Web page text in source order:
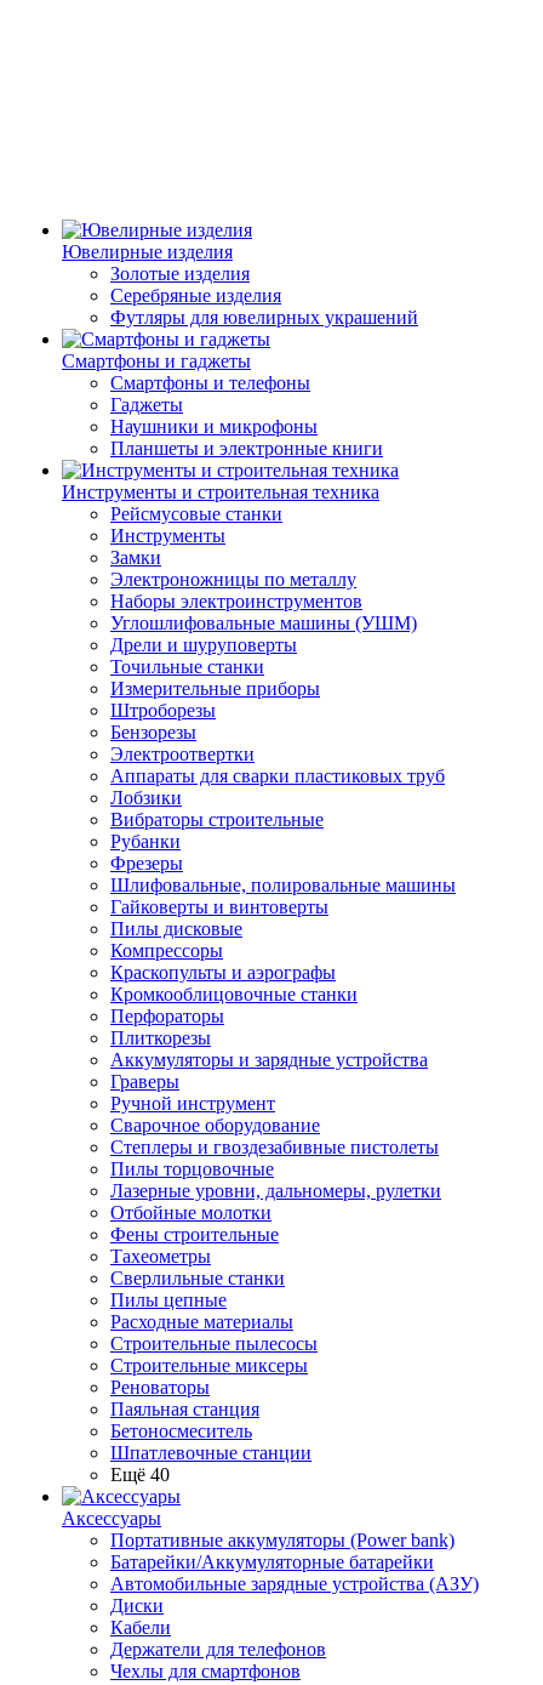
Ювелирные изделия
Золотые изделия
Серебряные изделия
Футляры для ювелирных украшений
Смартфоны и гаджеты
Смартфоны и телефоны
Гаджеты
Наушники и микрофоны
Планшеты и электронные книги
Инструменты и строительная техника
Рейсмусовые станки
Инструменты
Замки
Электроножницы по металлу
Наборы электроинструментов
Углошлифовальные машины (УШМ)
Дрели и шуруповерты
Точильные станки
Измерительные приборы
Штроборезы
Бензорезы
Электроотвертки
Аппараты для сварки пластиковых труб
Лобзики
Вибраторы строительные
Рубанки
Фрезеры
Шлифовальные, полировальные машины
Гайковерты и винтоверты
Пилы дисковые
Компрессоры
Краскопульты и аэрографы
Кромкооблицовочные станки
Перфораторы
Плиткорезы
Аккумуляторы и зарядные устройства
Граверы
Ручной инструмент
Сварочное оборудование
Степлеры и гвоздезабивные пистолеты
Пилы торцовочные
Лазерные уровни, дальномеры, рулетки
Отбойные молотки
Фены строительные
Тахеометры
Сверлильные станки
Пилы цепные
Расходные материалы
Строительные пылесосы
Строительные миксеры
Реноваторы
Паяльная станция
Бетоносмеситель
Шпатлевочные станции
Ещё 40
Аксессуары
Портативные аккумуляторы (Power bank)
Батарейки/Аккумуляторные батарейки
Автомобильные зарядные устройства (АЗУ)
Диски
Кабели
Держатели для телефонов
Чехлы для смартфонов